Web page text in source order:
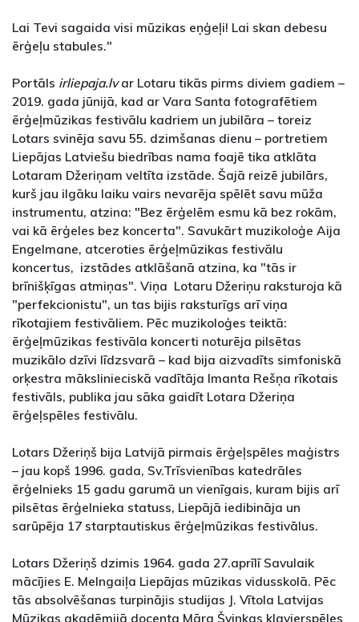
Lai Tevi sagaida visi mūzikas eņģeļi! Lai skan debesu
ērģeļu stabules."
Portāls irliepaja.lvar Lotaru tikās pirms diviem gadiem –
2019. gada jūnijā, kad ar Vara Santa fotografētiem
ērģeļmūzikas festivālu kadriem un jubilāra – toreiz
Lotars svinēja savu 55. dzimšanas dienu – portretiem
Liepājas Latviešu biedrības nama foajē tika atklāta
Lotaram Džeriņam veltīta izstāde. Šajā reizē jubilārs,
kurš jau ilgāku laiku vairs nevarēja spēlēt savu mūža
instrumentu, atzina: "Bez ērģelēm esmu kā bez rokām,
vai kā ērģeles bez koncerta". Savukārt muzikoloģe Aija
Engelmane, atceroties ērģeļmūzikas festivālu
koncertus, izstādes atklāšanā atzina, ka "tās ir
brīnišķīgas atmiņas". Viņa Lotaru Džeriņu raksturoja kā
"perfekcionistu", un tas bijis raksturīgs arī viņa
rīkotajiem festivāliem. Pēc muzikoloģes teiktā:
ērģeļmūzikas festivāla koncerti noturēja pilsētas
muzikālo dzīvi līdzsvarā – kad bija aizvadīts simfoniskā
orķestra mākslinieciskā vadītāja Imanta Rešņa rīkotais
festivāls, publika jau sāka gaidīt Lotara Džeriņa
ērģeļspēles festivālu.
Lotars Džeriņš bija Latvijā pirmais ērģeļspēles maģistrs
– jau kopš 1996. gada, Sv.Trīsvienības katedrāles
ērģelnieks 15 gadu garumā un vienīgais, kuram bijis arī
pilsētas ērģelnieka statuss, Liepājā iedibināja un
sarūpēja 17 starptautiskus ērģeļmūzikas festivālus.
Lotars Džeriņš dzimis 1964. gada 27.aprīlī Savulaik
mācījies E. Melngaiļa Liepājas mūzikas vidusskolā. Pēc
tās absolvēšanas turpinājis studijas J. Vītola Latvijas
Mūzikas akadēmijā docenta Māra Švinkas klavierspēles